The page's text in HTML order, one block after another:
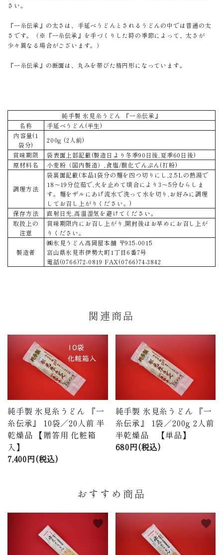
さい。
『一糸伝承』の太さは、手延べうどんとされるうどんの中では普通の太
さです。（※『一糸伝承』を手づくりした時の季節によって、太さが
少々異なる場合がございます。）
『一糸伝承』の断面は、丸みを帯びた楕円形になっています。
純手製 氷見糸うどん 『一糸伝承』
名称
手延べうどん(半生)
内容量(1
袋分)
200g (2人前)
賞味期限
袋表面上部記載(製造日より冬季90日後,夏季60日後)
原材料名
小麦粉（国内製造）,食塩/酸化でんぷん(打粉)
調理方法
袋裏面記載(本品1袋分の麺を四つ切りにし,2.5Lの熱湯で
18～19分位茹で,火を止めて頃合により3～5分むらしま
す。麺をザルにあげ流水で洗って水を切り,お好みに調理
してお召し上がりください。)
保存方法
直射日光,高温湿気を避けてください。
取扱上の
注意
賞味期限内にお召し上がり,開封後はお早めにお召し上が
りください。
製造者
㈱氷見うどん高岡屋本舗 〒935-0015
富山県氷見市伊勢大町1丁目6番7号
電話(0766)72-0819 FAX(0766)74-3842
関連商品
純手製 氷見糸うどん 『一
糸伝承』 10袋／20人前 半
乾燥品 【贈答用 化粧箱
入】
7,400円(税込)
純手製 氷見糸うどん 『一
糸伝承』 1袋／200g 2人前
半乾燥品 【単品】
680円(税込)
おすすめ商品
favorite favorite